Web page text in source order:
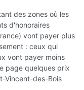
des zones où les
d'honoraires
vont payer plus
: ceux qui
vont payer moins
page quelques prix
Vincent-des-Bois